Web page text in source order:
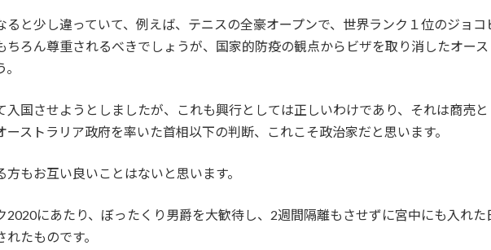
ると少し違っていて、例えば、テニスの全豪オープンで、世界ランク１位のジョ
ちろん尊重されるべきでしょうが、国家的防疫の観点からビザを取り消したオー
入国させようとしましたが、これも興行としては正しいわけであり、それは商売
ストラリア政府を率いた首相以下の判断、これこそ政治家だと思います。
もお互い良いことはないと思います。
2020にあたり、ぼったくり男爵を大歓待し、2週間隔離もさせずに宮中にも入れ
たものです。